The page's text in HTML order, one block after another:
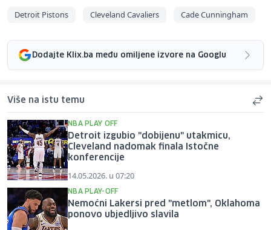
Detroit Pistons Cleveland Cavaliers Cade Cunningham
Dodajte Klix.ba među omiljene izvore na Googlu
Više na istu temu
NBA PLAY OFF
Detroit izgubio "dobijenu" utakmicu,
Cleveland nadomak finala Istočne
konferencije
14.05.2026. u 07:20
NBA PLAY-OFF
Nemoćni Lakersi pred "metlom", Oklahoma
ponovo ubjedljivo slavila